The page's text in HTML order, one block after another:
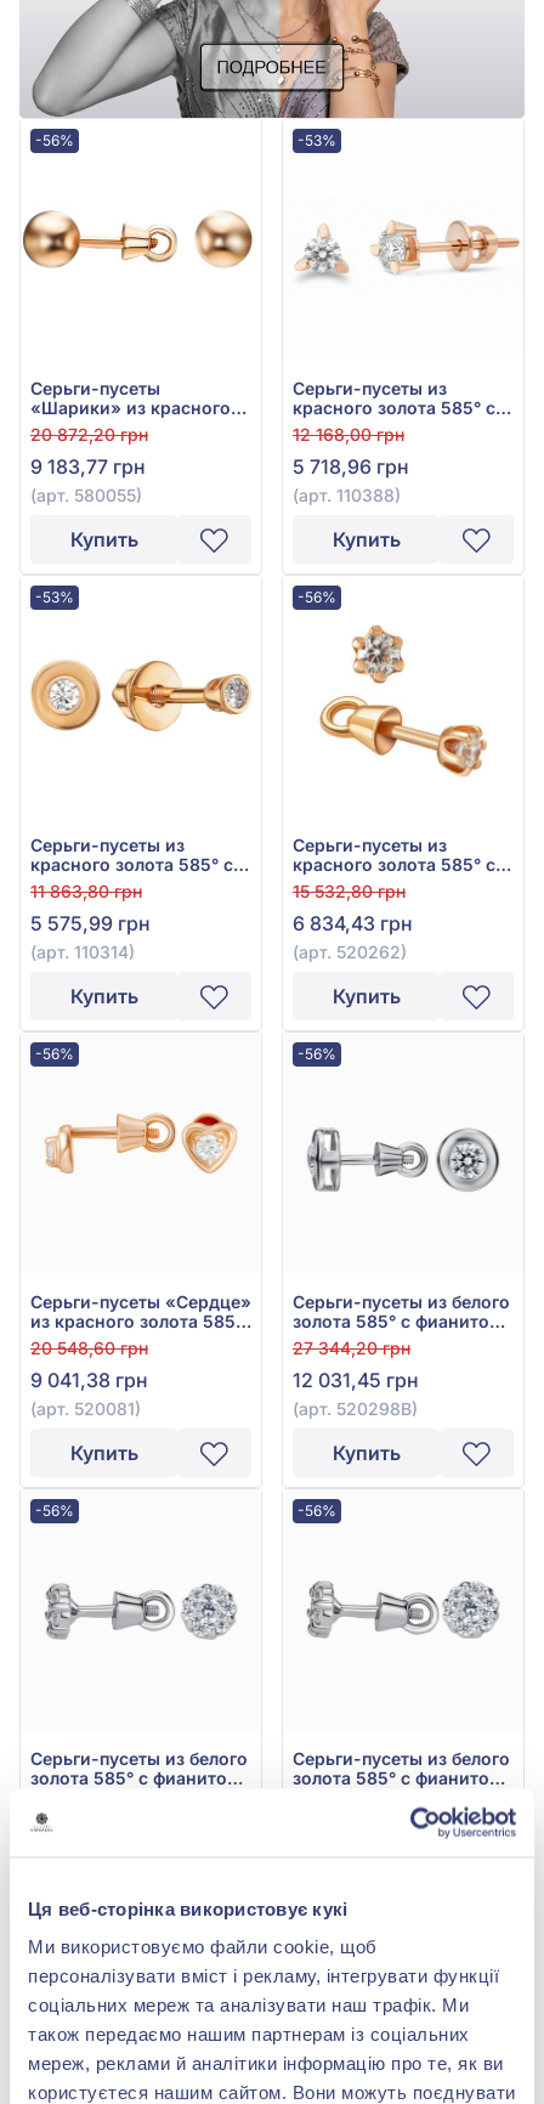
Ця веб-сторінка використовує кукі
Ми використовуємо файли cookie, щоб
персоналізувати вміст і рекламу, інтегрувати функції
соціальних мереж та аналізувати наш трафік. Ми
також передаємо нашим партнерам із соціальних
мереж, реклами й аналітики інформацію про те, як ви
користуєтеся нашим сайтом. Вони можуть поєднувати
-56%
Серьги-пусеты
«Шарики» из красного
золота 585°, без вставки,
арт. 580055
20 872,20 грн
9 183,77 грн
(арт. 580055)
Купить
-53%
Серьги-пусеты из
красного золота 585° с
фианитами, арт. 110388
12 168,00 грн
5 718,96 грн
(арт. 110388)
Купить
-53%
Серьги-пусеты из
красного золота 585° с
фианитом, арт. 110314
11 863,80 грн
5 575,99 грн
(арт. 110314)
Купить
-56%
Серьги-пусеты из
красного золота 585° с
фианитом, арт. 520262
15 532,80 грн
6 834,43 грн
(арт. 520262)
Купить
-56%
Серьги-пусеты «Сердце»
из красного золота 585°
с фианитом, арт. 520081
20 548,60 грн
9 041,38 грн
(арт. 520081)
Купить
-56%
Серьги-пусеты из белого
золота 585° с фианитом,
арт. 520298В
27 344,20 грн
12 031,45 грн
(арт. 520298В)
Купить
-56%
Серьги-пусеты из белого
золота 585° с фианитом,
7 475,16 грн
Купить
-56%
Серьги-пусеты из белого
золота 585° с фианитом,
Купить
-56%